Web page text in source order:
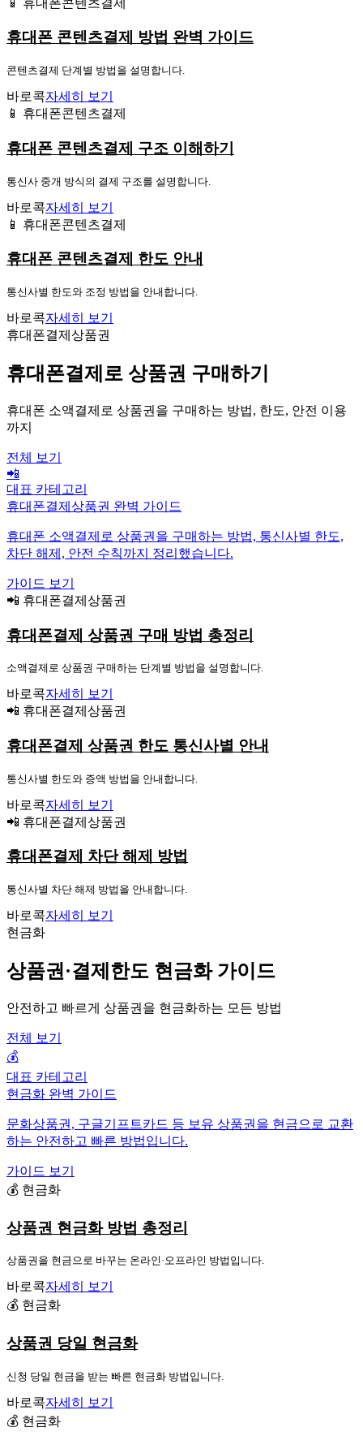
휴대폰 콘텐츠결제 방법 완벽 가이드
콘텐츠결제 단계별 방법을 설명합니다.
바로콕자세히 보기
📱 휴대폰콘텐츠결제
휴대폰 콘텐츠결제 구조 이해하기
통신사 중개 방식의 결제 구조를 설명합니다.
바로콕자세히 보기
📱 휴대폰콘텐츠결제
휴대폰 콘텐츠결제 한도 안내
통신사별 한도와 조정 방법을 안내합니다.
바로콕자세히 보기
휴대폰결제상품권
휴대폰결제로 상품권 구매하기
휴대폰 소액결제로 상품권을 구매하는 방법, 한도, 안전 이용
까지
전체 보기
📲
대표 카테고리
휴대폰결제상품권 완벽 가이드
휴대폰 소액결제로 상품권을 구매하는 방법, 통신사별 한도,
차단 해제, 안전 수칙까지 정리했습니다.
가이드 보기
📲 휴대폰결제상품권
휴대폰결제 상품권 구매 방법 총정리
소액결제로 상품권 구매하는 단계별 방법을 설명합니다.
바로콕자세히 보기
📲 휴대폰결제상품권
휴대폰결제 상품권 한도 통신사별 안내
통신사별 한도와 증액 방법을 안내합니다.
바로콕자세히 보기
📲 휴대폰결제상품권
휴대폰결제 차단 해제 방법
통신사별 차단 해제 방법을 안내합니다.
바로콕자세히 보기
현금화
상품권·결제한도 현금화 가이드
안전하고 빠르게 상품권을 현금화하는 모든 방법
전체 보기
💰
대표 카테고리
현금화 완벽 가이드
문화상품권, 구글기프트카드 등 보유 상품권을 현금으로 교환
하는 안전하고 빠른 방법입니다.
가이드 보기
💰 현금화
상품권 현금화 방법 총정리
상품권을 현금으로 바꾸는 온라인·오프라인 방법입니다.
바로콕자세히 보기
💰 현금화
상품권 당일 현금화
신청 당일 현금을 받는 빠른 현금화 방법입니다.
바로콕자세히 보기
💰 현금화